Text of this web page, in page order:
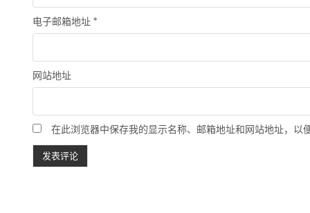
电子邮箱地址*
网站地址
在此浏览器中保存我的显示名称、邮箱地址和网站地址，以